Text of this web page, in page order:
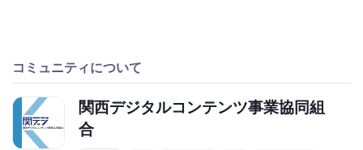
コミュニティについて
関西デジタルコンテンツ事業協同組
合